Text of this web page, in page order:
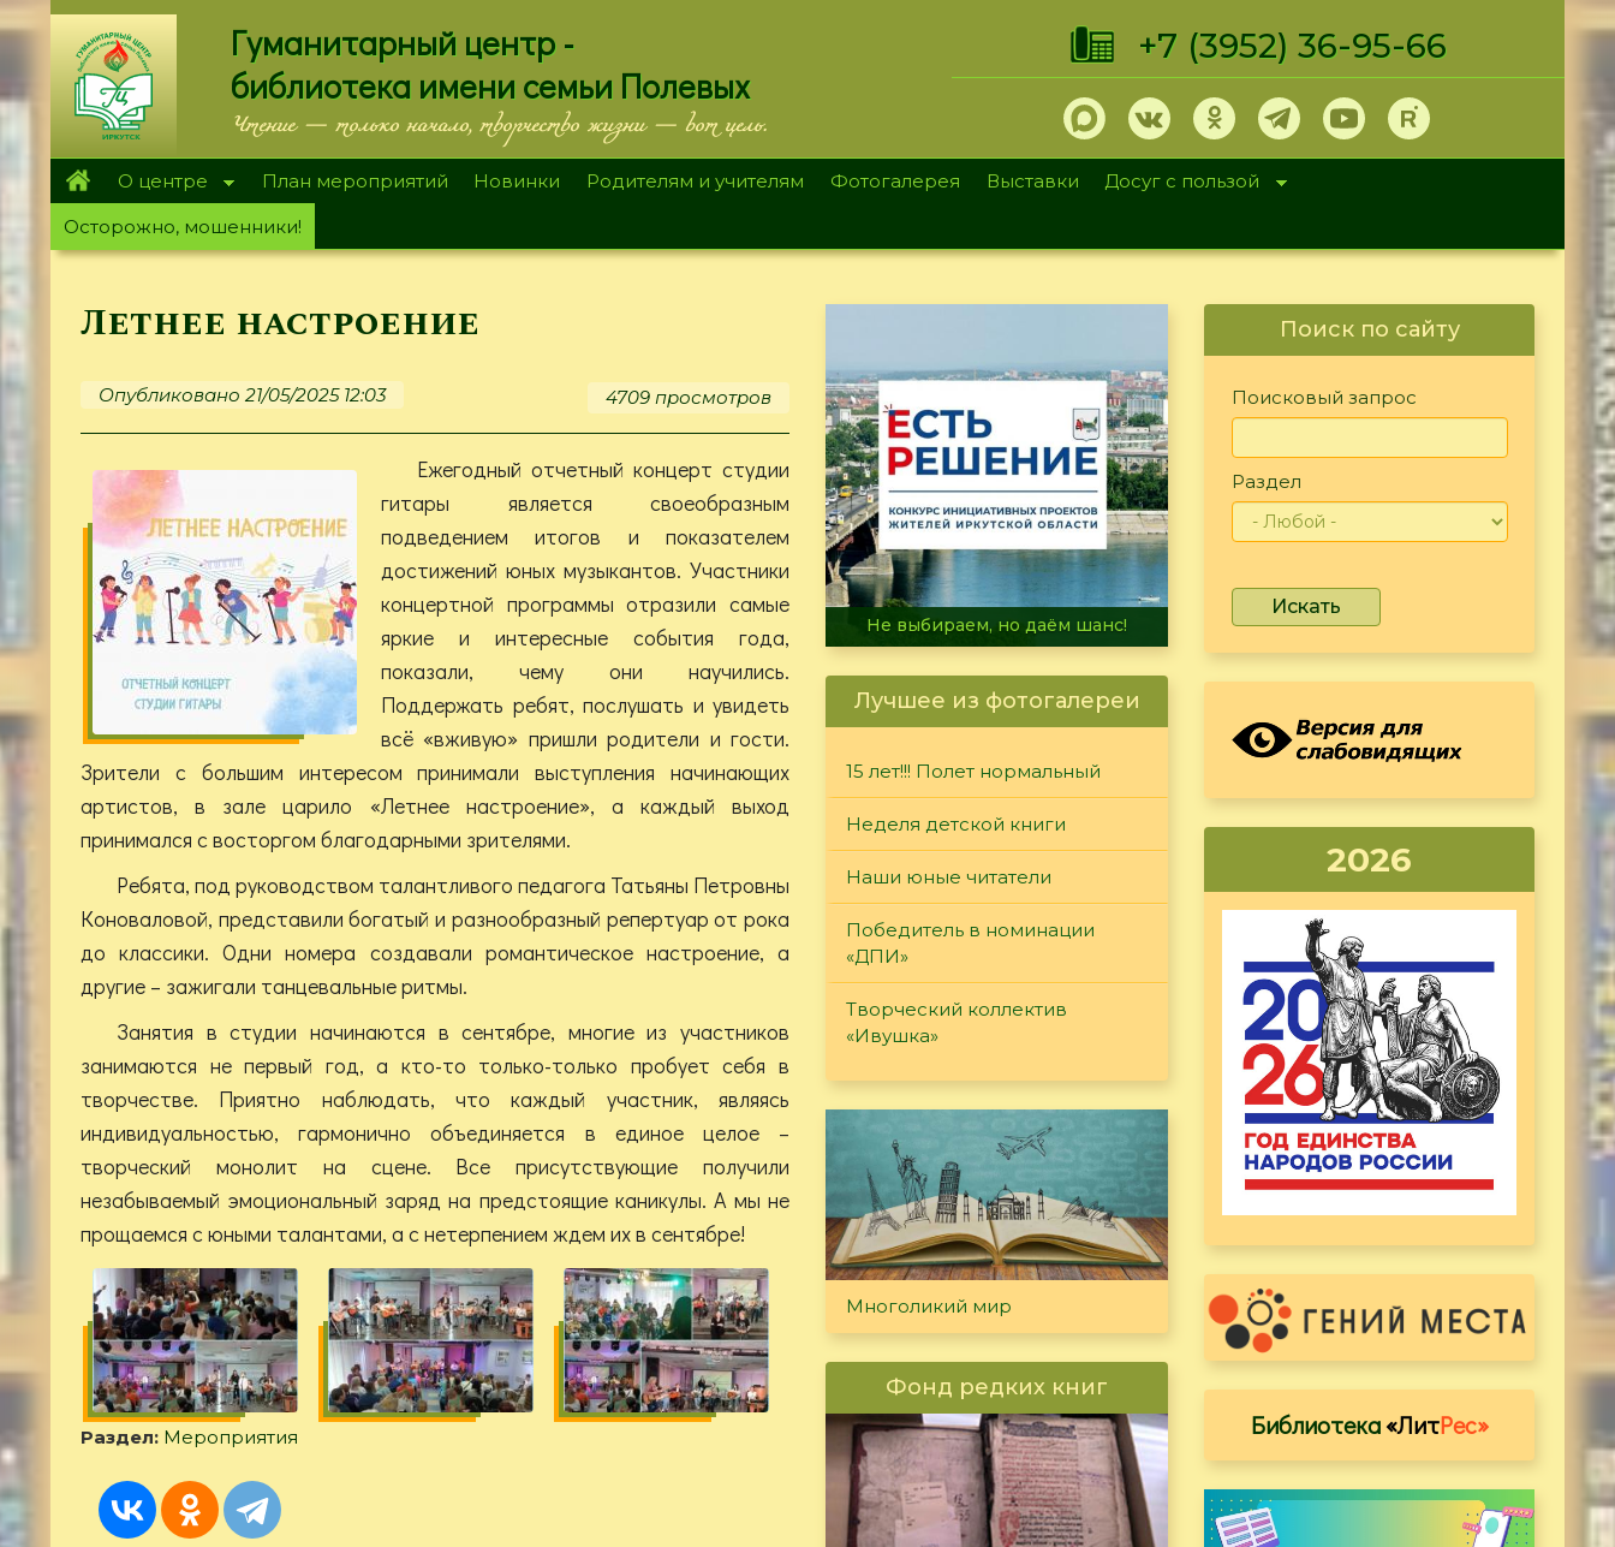
Перейти
к
основному
содержанию
Гуманитарный центр -
библиотека имени семьи Полевых
Чтение — только начало, творчество жизни — вот цель.
+7 (3952) 36-95-66
О центре План мероприятий Новинки Родителям и учителям Фотогалерея Выставки
Досуг с пользой
Осторожно, мошенники!
Летнее настроение
Опубликовано 21/05/2025 12:03 4709 просмотров
Ежегодный отчетный концерт студии
гитары является своеобразным
подведением итогов и показателем
достижений юных музыкантов. Участники
концертной программы отразили самые
яркие и интересные события года,
показали, чему они научились.
Поддержать ребят, послушать и увидеть
всё «вживую» пришли родители и гости.
Зрители с большим интересом принимали выступления начинающих
артистов, в зале царило «Летнее настроение», а каждый выход
принимался с восторгом благодарными зрителями.
Ребята, под руководством талантливого педагога Татьяны Петровны
Коноваловой, представили богатый и разнообразный репертуар от рока
до классики. Одни номера создавали романтическое настроение, а
другие – зажигали танцевальные ритмы.
Занятия в студии начинаются в сентябре, многие из участников
занимаются не первый год, а кто-то только-только пробует себя в
творчестве. Приятно наблюдать, что каждый участник, являясь
индивидуальностью, гармонично объединяется в единое целое –
творческий монолит на сцене. Все присутствующие получили
незабываемый эмоциональный заряд на предстоящие каникулы. А мы не
прощаемся с юными талантами, а с нетерпением ждем их в сентябре!
Раздел: Мероприятия
В огне не горит, в воде не тонет
Лучшее из фотогалереи
15 лет!!! Полет нормальный
Неделя детской книги
Наши юные читатели
Победитель в номинации
«ДПИ»
Творческий коллектив
«Ивушка»
Многоликий мир
Фонд редких книг
Поиск по сайту
Поисковый запрос
Раздел
Искать
2026
Библиотека«ЛитРес»